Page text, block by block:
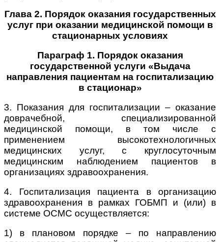
Глава 2. Порядок оказания государственных
услуг при оказании медицинской помощи в
стационарных условиях
Параграф 1. Порядок оказания
государственной услуги «Выдача
направления пациентам на госпитализацию
в стационар»
3. Показания для госпитализации – оказание
доврачебной, специализированной
медицинской помощи, в том числе с
применением высокотехнологичных
медицинских услуг, с круглосуточным
медицинским наблюдением пациентов в
организациях здравоохранения.
4. Госпитализация пациента в организацию
здравоохранения в рамках ГОБМП и (или) в
системе ОСМС осуществляется:
1) в плановом порядке – по направлению